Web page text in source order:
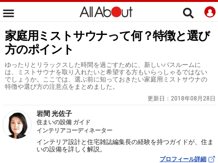
家庭用ミストサウナって何？特徴と選び
方のポイント
ゆったりとリラックスした時間を過ごすために、新しいバスルームに
は、ミストサウナを取り入れたいと希望する方もいらっしゃるではない
でしょうか。ここでは、選ぶ前に知っておきたい家庭用ミストサウナの
特徴や選び方の注意点をまとめました。
更新日： 2018年08月28日
岩間 光佐子
住まいの設備 ガイド
インテリアコーディネーター
インテリア設計と住宅雑誌編集長の経験を持つガイドが、住ま
いの設備を詳しく解説。
プロフィール詳細